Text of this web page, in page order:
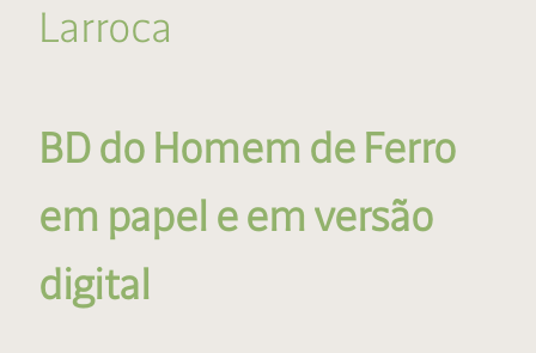
Larroca
BD do Homem de Ferro
em papel e em versão
digital